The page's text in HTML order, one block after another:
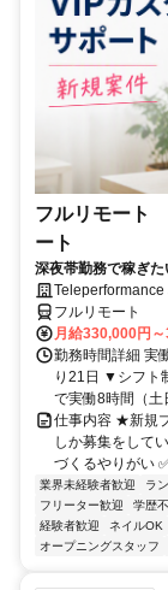
フルリモート
ート
深夜帯勤務で稼ぎ
フルリモート
月給330,000円
勤務時間詳細 実
り21日 ▼シフト
で実働8時間（土
仕事内容 ★新規
しか募集をして
づくるやりがい
業界未経験者歓迎 ラ
フリーター歓迎
学歴
経験者歓迎
ネイルOK
オープニングスタッフ